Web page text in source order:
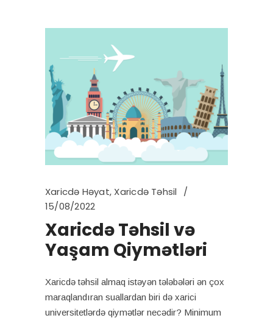
Xaricdə Həyat, Xaricdə Təhsil
15/08/2022
Xaricdə Təhsil və
Yaşam Qiymətləri
Xaricdə təhsil almaq istəyən tələbələri ən çox
maraqlandıran suallardan biri də xarici
universitetlərdə qiymətlər necədir? Minimum